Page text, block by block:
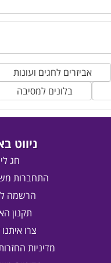
אביזרים לחגים ועונות
בלונים למסיבה
ניווט
חג לי
התחברות
הרשמה
תקנון
צרו
מדיניות